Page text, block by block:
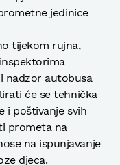
jedinice
tijekom rujna,
nadzor autobusa
će se tehnička
i poštivanje svih
prometa na
na ispunjavanje
djeca.